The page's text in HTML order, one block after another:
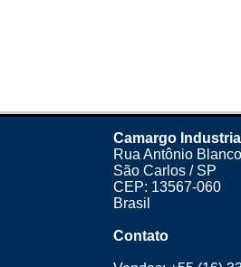
Camargo
Rua Antônio
São Carlos / SP
CEP: 13567-060
Brasil
Contato